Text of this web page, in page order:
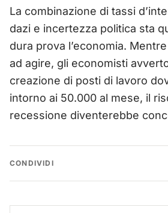
La combinazione di tassi
dazi e incertezza politica sta
dura prova l’economia.
ad agire, gli economisti
creazione di posti di lavoro
intorno ai 50.000 al mese, il
recessione diventerebbe
CONDIVIDI